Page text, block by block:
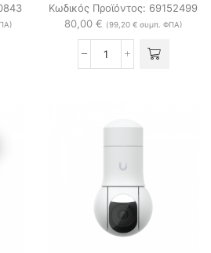
Κωδικός Προϊόντος: 69152499
80,00 € (99,20 €συμπ. ΦΠΑ)
Ubiquiti
UniFi
Ultra
(Black)
ποσότητα